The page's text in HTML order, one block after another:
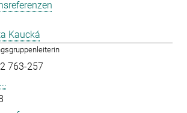
Kaucká
763-257